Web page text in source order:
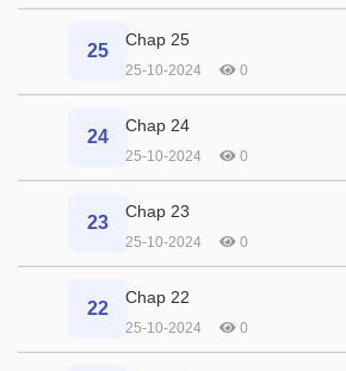
25
Chap 25
25-10-2024 0
24
Chap 24
25-10-2024 0
23
Chap 23
25-10-2024 0
22
Chap 22
25-10-2024 0